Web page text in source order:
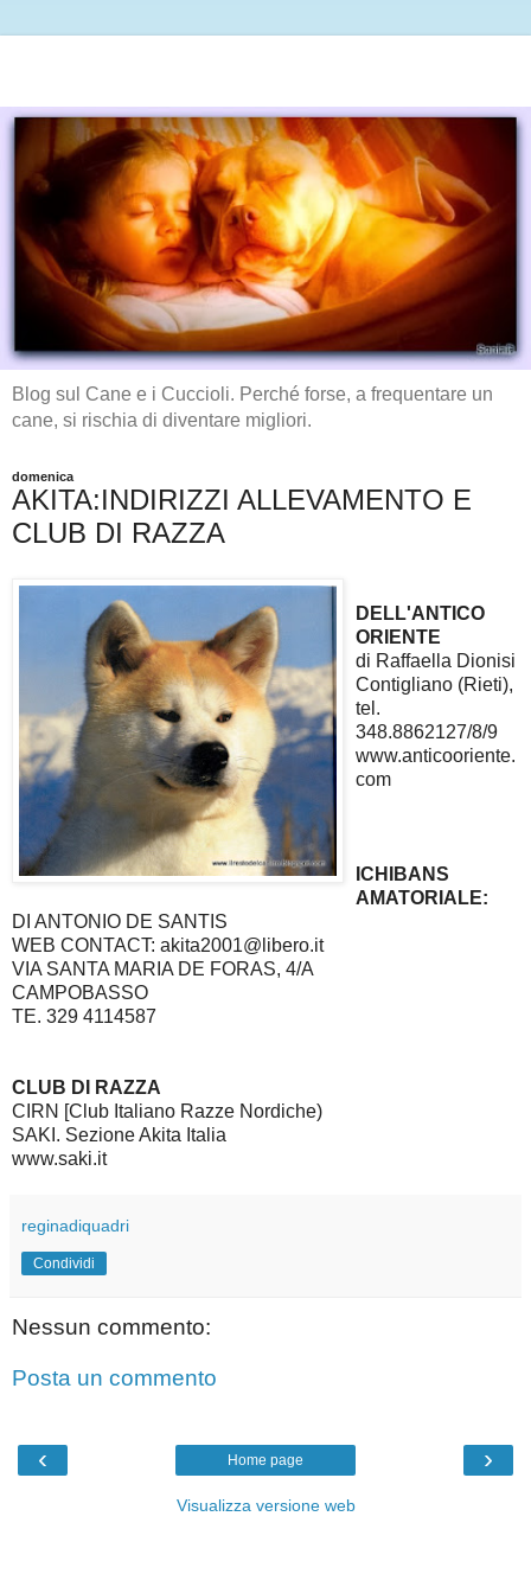
Blog sul Cane e i Cuccioli. Perché forse, a frequentare un
cane, si rischia di diventare migliori.
domenica
AKITA:INDIRIZZI ALLEVAMENTO E
CLUB DI RAZZA
DELL'ANTICO
ORIENTE
di Raffaella Dionisi
Contigliano (Rieti),
tel.
348.8862127/8/9
www.anticooriente.
com
ICHIBANS
AMATORIALE:
DI ANTONIO DE SANTIS
WEB CONTACT: akita2001@libero.it
VIA SANTA MARIA DE FORAS, 4/A
CAMPOBASSO
TE. 329 4114587
CLUB DI RAZZA
CIRN [Club Italiano Razze Nordiche)
SAKI. Sezione Akita Italia
www.saki.it
reginadiquadri
Condividi
Nessun commento:
Posta un commento
‹ ›
Home page
Visualizza versione web